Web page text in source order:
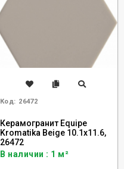
Код: 26472
Керамогранит Equipe
Kromatika Beige 10.1x11.6,
26472
В наличии : 1 м²